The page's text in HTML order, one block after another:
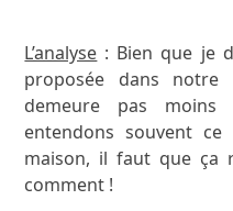
L’analyse : Bien que je
proposée dans notre
demeure pas
entendons souvent
maison, il faut que ça
comment !